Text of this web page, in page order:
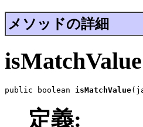
メソッドの詳細
isMatchValue
public boolean isMatchValue
定義: